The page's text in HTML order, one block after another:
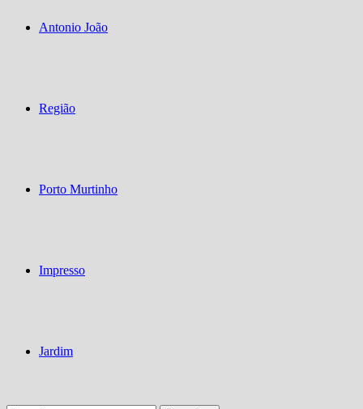
Antonio João
Região
Porto Murtinho
Impresso
Jardim